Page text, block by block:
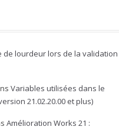
de lourdeur lors de la validation
Variables utilisées dans le
21.02.20.00 et plus)
Amélioration Works 21 :